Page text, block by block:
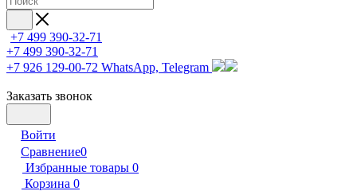
+7 499 390-32-71
+7 499 390-32-71
+7 926 129-00-72 WhatsApp, Telegram
Заказать звонок
Войти
Сравнение0
Избранные товары 0
Корзина 0